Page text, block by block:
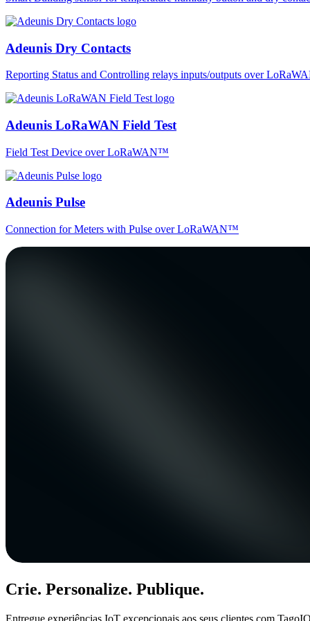
Adeunis Dry Contacts
Reporting Status and Controlling relays inputs/outputs over
Adeunis LoRaWAN Field Test
Field Test Device over LoRaWAN™
Adeunis Pulse
Connection for Meters with Pulse over LoRaWAN™
Crie. Personalize. Publique.
Entregue experiências IoT excepcionais aos seus clientes com